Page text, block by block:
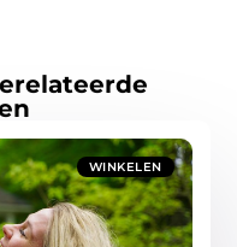
WINKELEN